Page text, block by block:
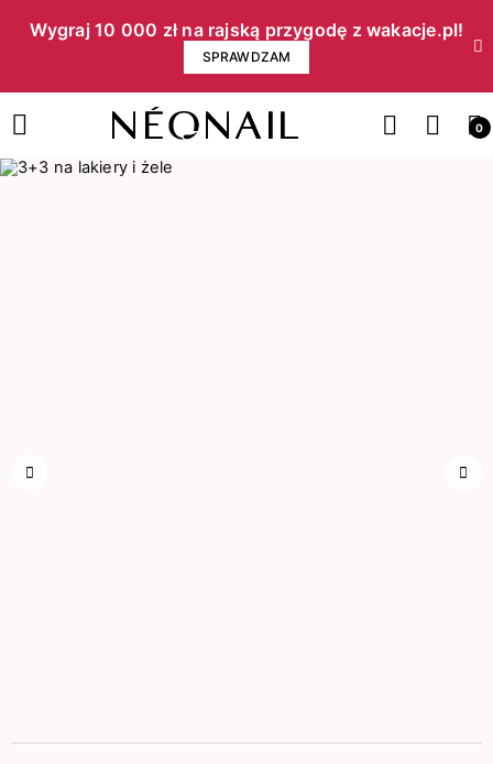
Wygraj 10 000 zł na rajską przygodę z wakacje.pl!​
SPRAWDZAM
0